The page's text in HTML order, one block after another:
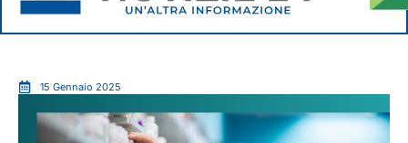
15 Gennaio 2025